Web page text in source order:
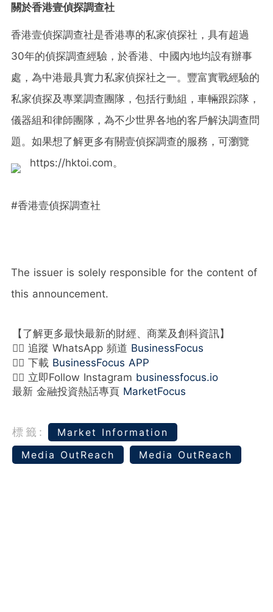
關於香港壹偵探調查社
香港壹偵探調查社是香港專的私家偵探社，具有超過
30年的偵探調查經驗，於香港、中國內地均設有辦事
處，為中港最具實力私家偵探社之一。豐富實戰經驗的
私家偵探及專業調查團隊，包括行動組，車輛跟踪隊，
儀器組和律師團隊，為不少世界各地的客戶解決調查問
題。如果想了解更多有關壹偵探調查的服務，可瀏覽
https://hktoi.com。
#香港壹偵探調查社
The issuer is solely responsible for the content of
this announcement.
【了解更多最快最新的財經、商業及創科資訊】
👉🏻 追蹤 WhatsApp 頻道 BusinessFocus
👉🏻 下載 BusinessFocus APP
👉🏻 立即Follow Instagram businessfocus.io
最新 金融投資熱話專頁 MarketFocus
標籤:
Market Information
Media OutReach
Media OutReach